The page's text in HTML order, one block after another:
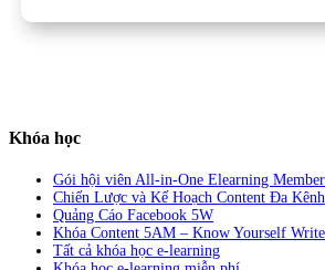
Khóa học
Gói hội viên All-in-One Elearning
Chiến Lược và Kế Hoạch Content Đa Kênh
Quảng Cáo Facebook 5W
Khóa Content 5AM – Know Yourself
Tất cả khóa học e-learning